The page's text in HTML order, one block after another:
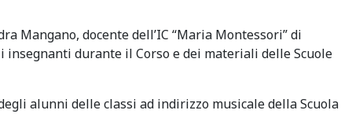
Mangano, docente dell’IC “Maria Montessori” di
durante il Corso e dei materiali delle Scuole
alunni delle classi ad indirizzo musicale della Scuola